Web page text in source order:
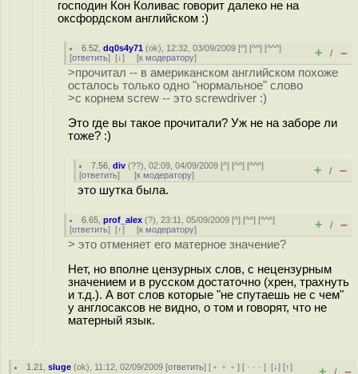
господин Кон Коливас говорит далеко не на
оксфордском английском :)
6.52 ,dq0s4y71 (ok), 12:32, 03/09/2009 [^] [^^] [^^^]
[ответить] [↓] [к модератору] + / –
>прочитал -- в американском английском похоже
осталось только одно "нормальное" слово
>с корнем screw -- это screwdriver :)
Это где вы такое прочитали? Уж не на заборе ли
тоже? :)
7.56 ,div (??), 02:09, 04/09/2009 [^] [^^] [^^^]
[ответить] [к модератору] + / –
это шутка была.
6.65 ,prof_alex (?), 23:11, 05/09/2009 [^] [^^] [^^^]
[ответить] [↑] [к модератору] + / –
> это отменяет его матерное значение?
Нет, но вполне цензурных слов, с нецензурным
значением и в русском достаточно (хрен, трахнуть
и т.д.). А вот слов которые "не спутаешь не с чем"
у англосаксов не видно, о том и говорят, что не
матерный язык.
1.21 ,sluge (ok), 11:12, 02/09/2009 [ответить] [ ﹢﹢﹢] [ · · ·][↓] [↑]
+ –